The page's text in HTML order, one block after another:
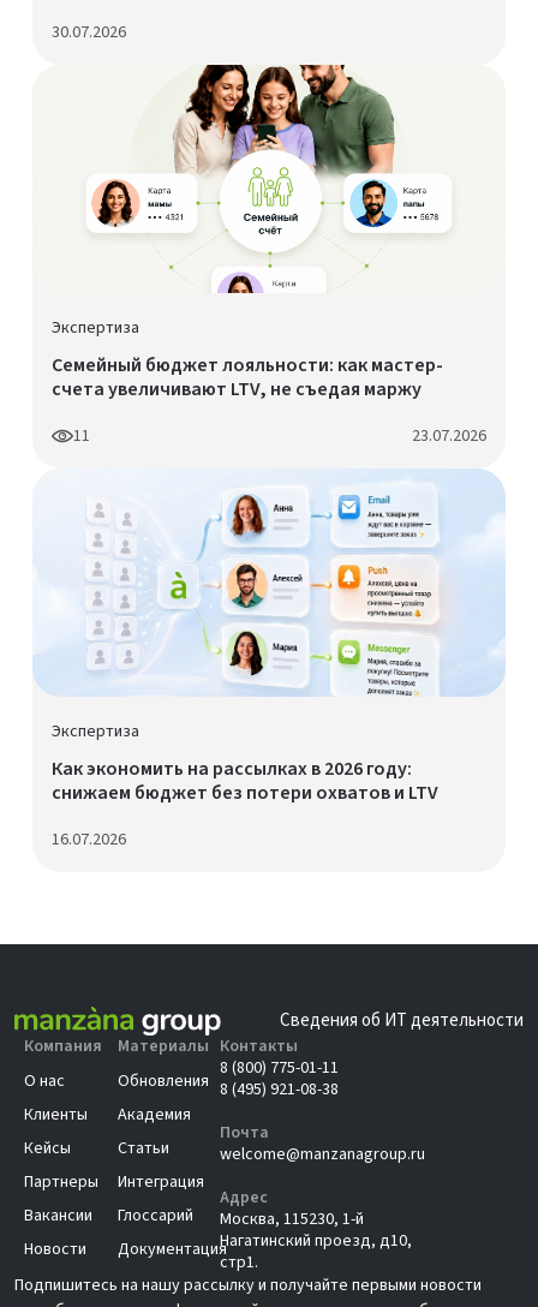
30.07.2026
Экспертиза
Семейный бюджет лояльности: как мастер-
счета увеличивают LTV, не съедая маржу
11 23.07.2026
Экспертиза
Как экономить на рассылках в 2026 году:
снижаем бюджет без потери охватов и LTV
16.07.2026
Сведения об ИТ деятельности
Компания
О нас
Клиенты
Кейсы
Партнеры
Вакансии
Новости
Материалы
Обновления
Академия
Статьи
Интеграция
Глоссарий
Документация
Контакты
8 (800) 775-01-11
8 (495) 921-08-38
Почта
welcome@manzanagroup.ru
Адрес
Москва, 115230, 1-й
Нагатинский проезд, д10,
стр1.
Подпишитесь на нашу рассылку и получайте первыми новости